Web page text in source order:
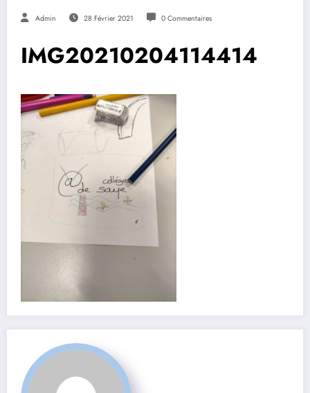
Admin 28 Février 2021 0 Commentaires
IMG20210204114414